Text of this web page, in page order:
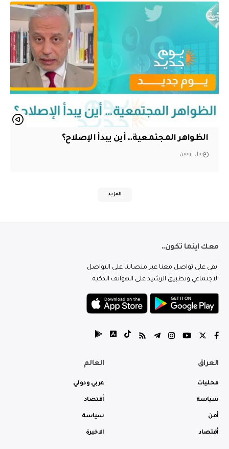
الظواهر المجتمعية… أين يبدأ الإصلاح؟
قبل يومين
المزيد
معك اينما تكون..
ابقى على تواصل معنا عبر منصاتنا على التواصل
الاجتماعي وتطبيق الرشيد على الهواتف الذكية.
العراق
محليات
سياسة
أمن
أقتصاد
العالم
عربي ودولي
أقتصاد
سياسة
الاخيرة